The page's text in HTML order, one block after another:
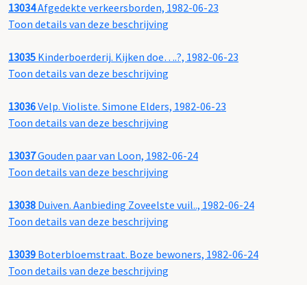
13034Afgedekte verkeersborden, 1982-06-23
Toon details van deze beschrijving
13035 Kinderboerderij. Kijken doe….?, 1982-06-23
Toon details van deze beschrijving
13036Velp. Violiste. Simone Elders, 1982-06-23
Toon details van deze beschrijving
13037Gouden paar van Loon, 1982-06-24
Toon details van deze beschrijving
13038 Duiven. Aanbieding Zoveelste vuil.., 1982-06-24
Toon details van deze beschrijving
13039 Boterbloemstraat. Boze bewoners, 1982-06-24
Toon details van deze beschrijving